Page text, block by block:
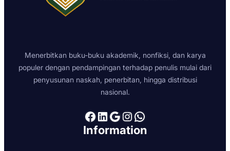
Menerbitkan buku-buku akademik, nonfiksi, dan karya
populer dengan pendampingan terhadap penulis mulai dari
penyusunan naskah, penerbitan, hingga distribusi
nasional.
Facebook LinkedIn Google Instagram WhatsApp
Information